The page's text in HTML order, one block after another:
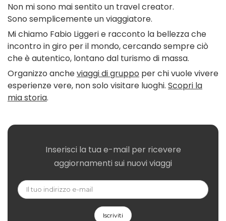
Non mi sono mai sentito un travel creator.
Sono semplicemente un viaggiatore.
Mi chiamo Fabio Liggeri e racconto la bellezza che
incontro in giro per il mondo, cercando sempre ciò
che è autentico, lontano dal turismo di massa.
Organizzo ancheviaggi di gruppo per chi vuole vivere
esperienze vere, non solo visitare luoghi. Scopri la
mia storia.
Inserisci la tua e-mail per ricevere
aggiornamenti sui nuovi viaggi